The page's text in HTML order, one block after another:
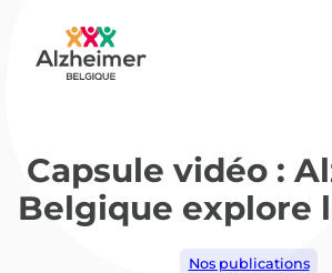
contenu
Capsule vidéo :
Belgique explore
Nos publications